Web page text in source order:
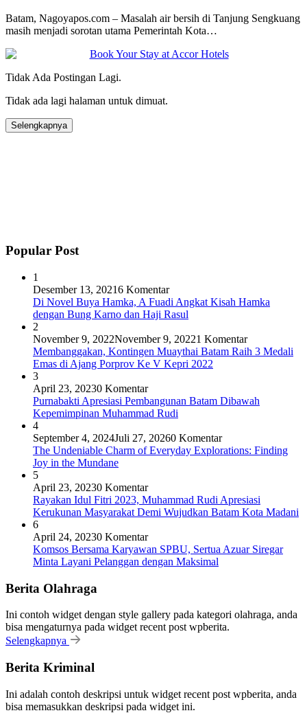
Batam, Nagoyapos.com – Masalah air bersih di Tanjung Sengkuang
masih menjadi sorotan utama Pemerintah Kota…
Tidak Ada Postingan Lagi.
Tidak ada lagi halaman untuk dimuat.
Selengkapnya
Popular Post
1
Desember 13, 20216 Komentar
Di Novel Buya Hamka, A Fuadi Angkat Kisah Hamka
dengan Bung Karno dan Haji Rasul
2
November 9, 2022November 9, 20221 Komentar
Membanggakan, Kontingen Muaythai Batam Raih 3 Medali
Emas di Ajang Porprov Ke V Kepri 2022
3
April 23, 20230 Komentar
Purnabakti Apresiasi Pembangunan Batam Dibawah
Kepemimpinan Muhammad Rudi
4
September 4, 2024Juli 27, 20260 Komentar
The Undeniable Charm of Everyday Explorations: Finding
Joy in the Mundane
5
April 23, 20230 Komentar
Rayakan Idul Fitri 2023, Muhammad Rudi Apresiasi
Kerukunan Masyarakat Demi Wujudkan Batam Kota Madani
6
April 24, 20230 Komentar
Komsos Bersama Karyawan SPBU, Sertua Azuar Siregar
Minta Layani Pelanggan dengan Maksimal
Berita Olahraga
Ini contoh widget dengan style gallery pada kategori olahraga, anda
bisa mengaturnya pada widget recent post wpberita.
Selengkapnya
Berita Kriminal
Ini adalah contoh deskripsi untuk widget recent post wpberita, anda
bisa memasukkan deskripsi pada widget ini.